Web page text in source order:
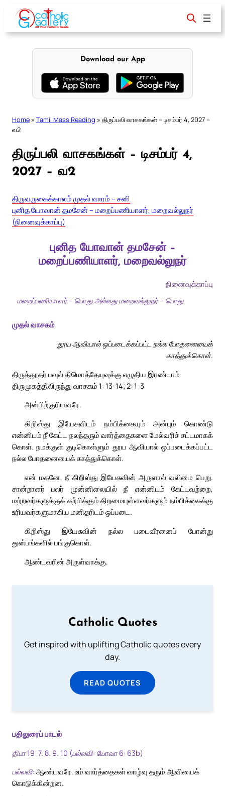
content
Download our App
Home » Tamil Mass Reading » திருப்பலி வாசகங்கள் – டிசம்பர் 4, 2027 –
வ2
திருப்பலி வாசகங்கள் – டிசம்பர் 4,
2027 – வ2
திருவருகைக்காலம் முதல் வாரம் – சனி
புனித யோவான் தமசேன் – மறைப்பணியாளர், மறைவல்லுநர்
(நினைவுக்காப்பு)
புனித யோவான் தமசேன் –
மறைப்பணியாளர், மறைவல்லுநர்
நினைவுக்காப்பு
மறைப்பணியாளர் – பொது அல்லது மறைவல்லுநர் – பொது
முதல் வாசகம்
தூய ஆவியால் ஒப்படைக்கப்பட்ட நல்ல போதனையைக்
காத்துக்கொள்.
திருத்தூதர் பவுல் திமொத்தேயுவுக்கு எழுதிய இரண்டாம்
திருமுகத்திலிருந்து வாசகம் 1: 13-14; 2: 1-3
அன்பிற்குரியவரே,
கிறிஸ்து இயேசுவிடம் நம்பிக்கையும் அன்பும் கொண்டு
என்னிடம் நீ கேட்ட நலந்தரும் வார்த்தைகளை மேல்வரிச் சட்டமாகக்
கொள். நமக்குள் குடிகொள்ளும் தூய ஆவியால் ஒப்படைக்கப்பட்ட
நல்ல போதனையைக் காத்துக்கொள்.
என் மகனே, நீ கிறிஸ்து இயேசுவின் அருளால் வலிமை பெறு.
சான்றாளர் பலர் முன்னிலையில் நீ என்னிடம் கேட்டவற்றை,
மற்றவர்களுக்குக் கற்பிக்கும் திறமையுள்ளவர்களும் நம்பிக்கைக்கு
உரியவர்களுமாகிய மனிதரிடம் ஒப்படை.
கிறிஸ்து இயேசுவின் நல்ல படைவீரனைப் போன்று
துன்பங்களில் பங்குகொள்.
ஆண்டவரின் அருள்வாக்கு.
Catholic Quotes
Get inspired with uplifting Catholic quotes every
day.
READ QUOTES
பதிலுரைப் பாடல்
திபா 19: 7. 8. 9. 10 (பல்லவி: யோவா 6: 63b)
பல்லவி: ஆண்டவரே, உம் வார்த்தைகள் வாழ்வு தரும் ஆவியைக்
கொடுக்கின்றன.